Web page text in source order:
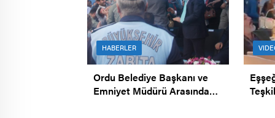
HABERLER
Ordu Belediye Başkanı ve
Emniyet Müdürü Arasında